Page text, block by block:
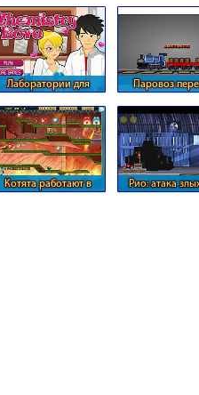
Лаборатории для
Паровоз
Котята работают в
Рио: атака